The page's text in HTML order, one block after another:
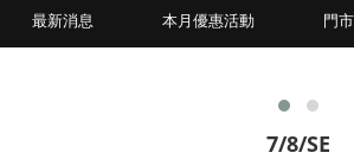
最新消息 本月優惠活動 門
7/8/SE